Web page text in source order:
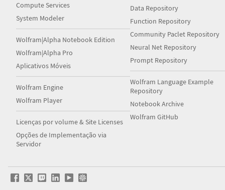
Compute Services
System Modeler
Wolfram|Alpha Notebook Edition
Wolfram|Alpha Pro
Aplicativos Móveis
Wolfram Engine
Wolfram Player
Licenças por volume & Site Licenses
Opções de Implementação via
Servidor
Data Repository
Function Repository
Community Paclet Repository
Neural Net Repository
Prompt Repository
Wolfram Language Example
Repository
Notebook Archive
Wolfram GitHub